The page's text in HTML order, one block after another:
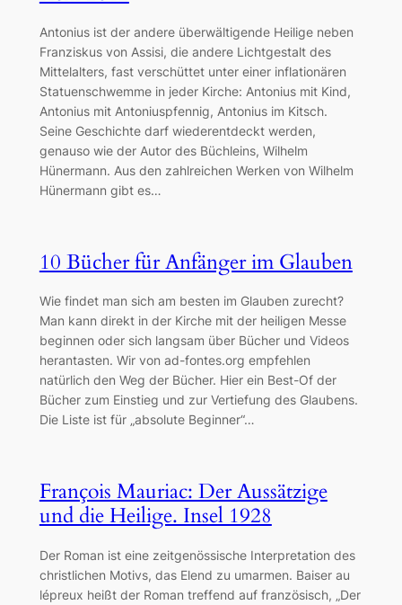
Antonius ist der andere überwältigende Heilige neben
Franziskus von Assisi, die andere Lichtgestalt des
Mittelalters, fast verschüttet unter einer inflationären
Statuenschwemme in jeder Kirche: Antonius mit Kind,
Antonius mit Antoniuspfennig, Antonius im Kitsch.
Seine Geschichte darf wiederentdeckt werden,
genauso wie der Autor des Büchleins, Wilhelm
Hünermann. Aus den zahlreichen Werken von Wilhelm
Hünermann gibt es…
10 Bücher für Anfänger im Glauben
Wie findet man sich am besten im Glauben zurecht?
Man kann direkt in der Kirche mit der heiligen Messe
beginnen oder sich langsam über Bücher und Videos
herantasten. Wir von ad-fontes.org empfehlen
natürlich den Weg der Bücher. Hier ein Best-Of der
Bücher zum Einstieg und zur Vertiefung des Glaubens.
Die Liste ist für „absolute Beginner“…
François Mauriac: Der Aussätzige
und die Heilige. Insel 1928
Der Roman ist eine zeitgenössische Interpretation des
christlichen Motivs, das Elend zu umarmen. Baiser au
lépreux heißt der Roman treffend auf französisch, „Der